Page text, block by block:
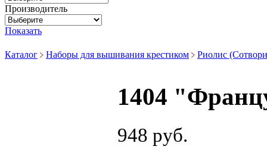
Производитель
Показать
Каталог Наборы для вышивания крестиком Риолис
1404
948 руб.